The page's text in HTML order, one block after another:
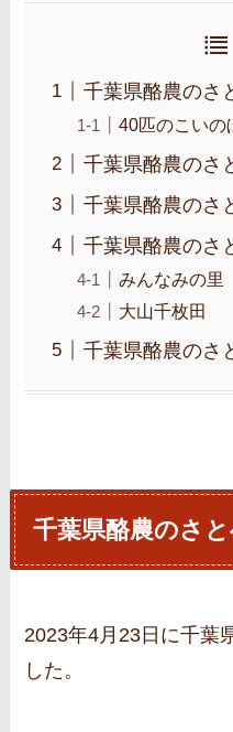
千葉県酪農のさ
40匹のこいの
千葉県酪農のさ
千葉県酪農のさ
千葉県酪農のさ
みんなみの里
大山千枚田
千葉県酪農のさ
千葉県酪農のさ
2023年4月23日に千葉
した。